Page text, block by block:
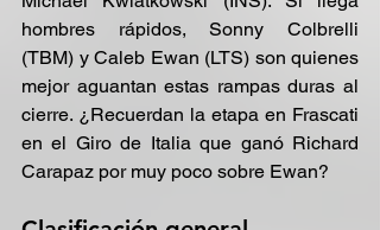
hombres rápidos, Sonny Colbrelli
(TBM) y Caleb Ewan (LTS) son quienes
mejor aguantan estas rampas duras al
cierre. ¿Recuerdan la etapa en Frascati
en el Giro de Italia que ganó Richard
Carapaz por muy poco sobre Ewan?